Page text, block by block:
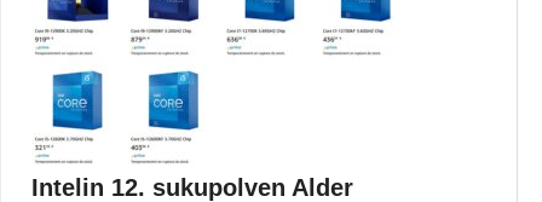
AMD
Intelin 12. sukupolven Alder